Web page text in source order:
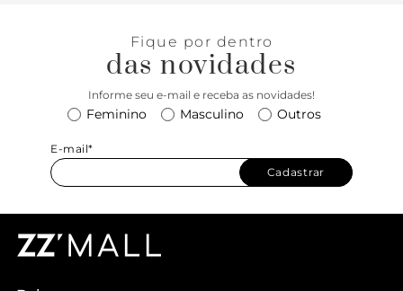
Fique por dentro
das novidades
Informe seu e-mail e receba as novidades!
Feminino Masculino Outros
E-mail*
Cadastrar